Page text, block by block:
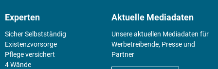
Experten
Sicher Selbstständig
Existenz­vorsorge
Pflege versichert
4 Wände
Aktuelle Mediadaten
Unsere aktuellen Mediadaten für
Werbetreibende, Presse und
Partner